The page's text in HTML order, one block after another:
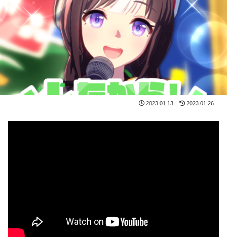
2023.01.13 2023.01.26